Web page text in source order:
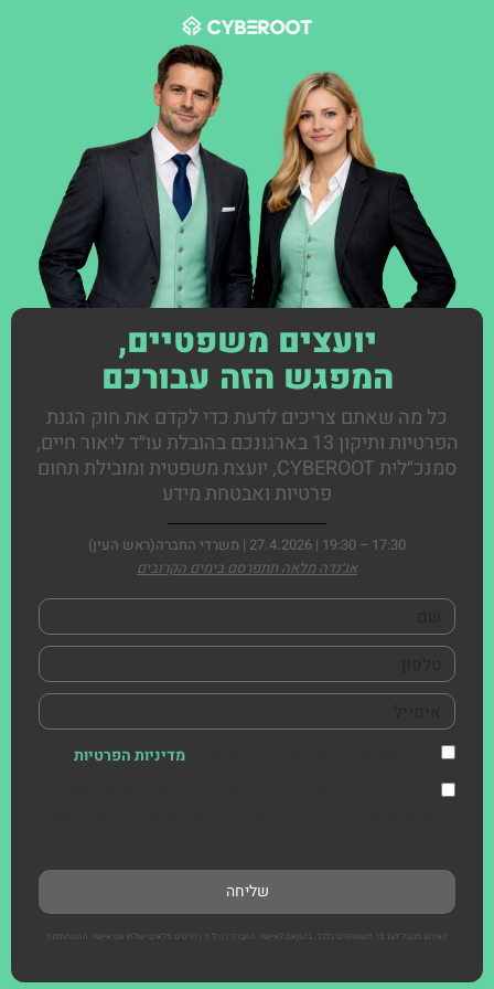
יועצים משפטיים,
המפגש הזה עבורכם
כל מה שאתם צריכים לדעת כדי לקדם את חוק הגנת
הפרטיות ותיקון 13 בארגונכם בהובלת עו״ד ליאור חיים,
סמנכ״לית CYBEROOT, יועצת משפטית ומובילת תחום
פרטיות ואבטחת מידע
17:30 – 19:30 | 27.4.2026 | משרדי החברה(ראש העין)
אג׳נדה מלאה תתפרסם בימים הקרובים
מדיניות הפרטיות
שליחה
האירוע מוגבל לעד 15 משתתפים בלבד, בהתאם לאישור החברה | ט.ל.ח | פרטים מלאים ישלחו עם אישור ההשתתפות